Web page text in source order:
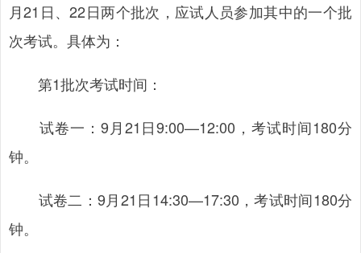
月21日、22日两个批次，应试人员参加其中的一个批
次考试。具体为：
第1批次考试时间：
试卷一：9月21日9:00—12:00，考试时间180分
钟。
试卷二：9月21日14:30—17:30，考试时间180分
钟。